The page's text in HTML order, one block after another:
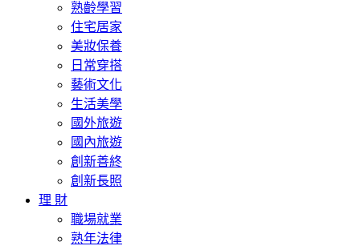
熟齡學習
住宅居家
美妝保養
日常穿搭
藝術文化
生活美學
國外旅遊
國內旅遊
創新善終
創新長照
理 財
職場就業
熟年法律